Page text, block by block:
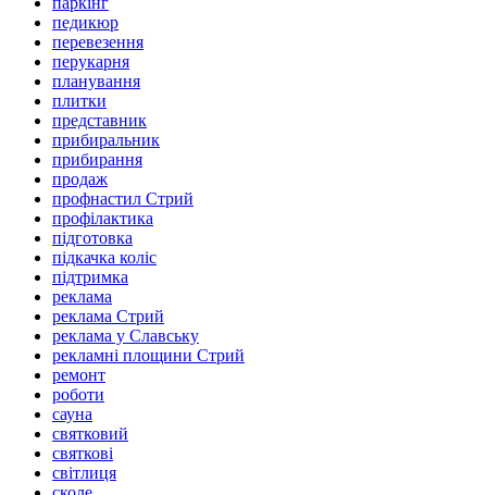
педикюр
перевезення
перукарня
планування
плитки
представник
прибиральник
прибирання
продаж
профнастил Стрий
профілактика
підготовка
підкачка коліс
підтримка
реклама
реклама Стрий
реклама у Славську
рекламні площини Стрий
ремонт
роботи
сауна
святковий
святкові
світлиця